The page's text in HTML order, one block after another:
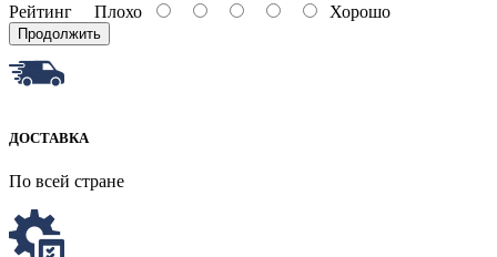
Рейтинг Плохо Хорошо
Продолжить
ДОСТАВКА
По всей стране